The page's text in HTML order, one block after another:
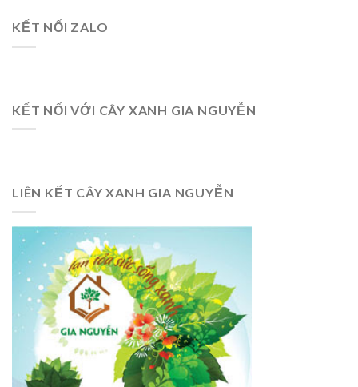
KẾT NỐI ZALO
KẾT NỐI VỚI CÂY XANH GIA NGUYỄN
LIÊN KẾT CÂY XANH GIA NGUYỄN